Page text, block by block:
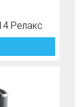
Релакс